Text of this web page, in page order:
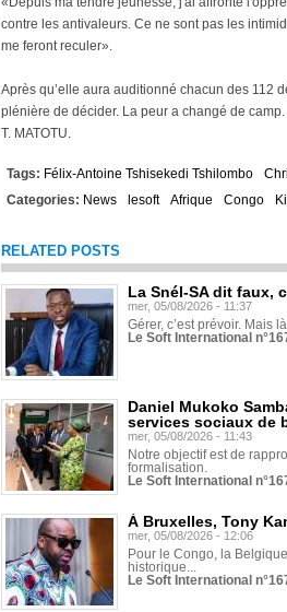
contre les antivaleurs. Ce ne sont pas les
me feront reculer».
Après qu’elle aura auditionné chacun des 112
plénière de décider. La peur a changé de camp.
T. MATOTU.
Tags: Félix-Antoine Tshisekedi Tshilombo
Categories: News lesoft Afrique Congo
RELATED POSTS
La Snél-SA dit faux,
mer, 05/08/2026 - 11:37
Gérer, c’est prévoir. Mais
Le Soft International
Daniel Mukoko
services sociaux de
mer, 05/08/2026 - 11:43
Notre objectif est de
formalisation.
Le Soft International
À Bruxelles, Tony
mer, 05/08/2026 - 12:06
Pour le Congo, la
historique...
Le Soft International